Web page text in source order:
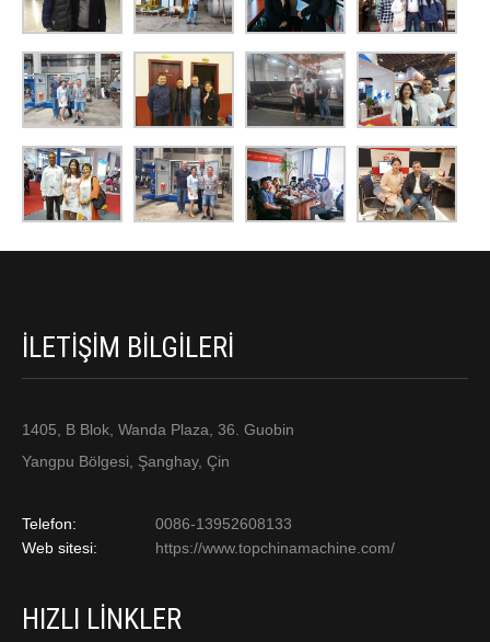
İLETIŞIM BILGILERI
1405, B Blok, Wanda Plaza, 36. Guobin
Yangpu Bölgesi, Şanghay, Çin
Telefon:
0086-13952608133
Web sitesi:
https://www.topchinamachine.com/
HIZLI LINKLER